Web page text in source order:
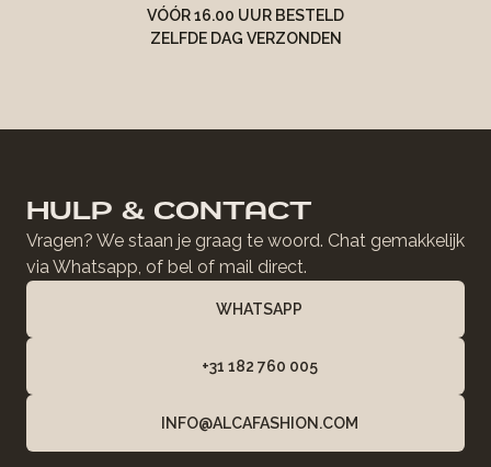
VÓÓR 16.00 UUR BESTELD
ZELFDE DAG VERZONDEN
HULP & CONTACT
Vragen? We staan je graag te woord. Chat gemakkelijk
via Whatsapp, of bel of mail direct.
WHATSAPP
+31 182 760 005
INFO@ALCAFASHION.COM